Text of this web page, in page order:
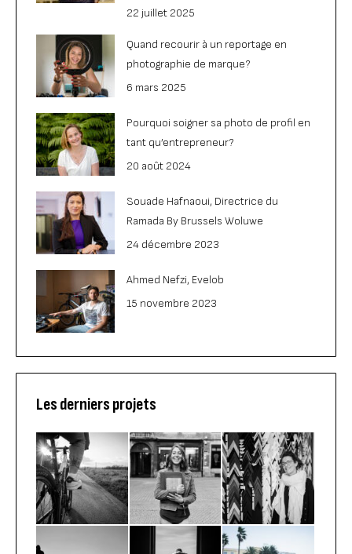
22 juillet 2025
Quand recourir à un reportage en
photographie de marque?
6 mars 2025
Pourquoi soigner sa photo de profil en
tant qu’entrepreneur?
20 août 2024
Souade Hafnaoui, Directrice du
Ramada By Brussels Woluwe
24 décembre 2023
Ahmed Nefzi, Evelob
15 novembre 2023
Les derniers projets